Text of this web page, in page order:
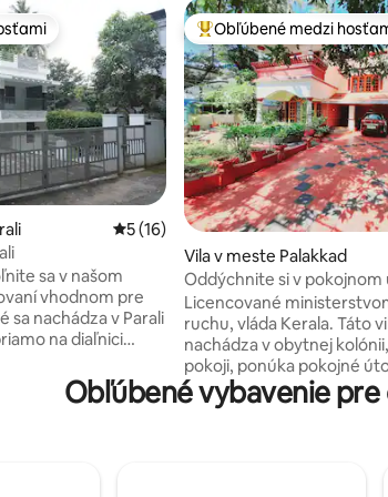
Priemerné ohodnotenie 5 z 5,
5 (16)
sa v našom
vhodnom pre
sa nachádza v Parali
na diaľnici
k
Najobľúbenejšie medzi
Obľúbené medzi
Vila v meste Palakkad
Oddýchnite si v pokojnom
Licencované
ruchu, vláda Kerala. Táto
nachádza v obytnej
pokoji, ponúka pokojné
Objímaný bujnou zeleňou
pokojnú atmosféru, čo z
Obľúbené vybavenie